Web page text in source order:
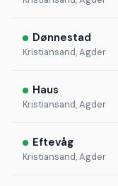
Dønnestad
Kristiansand, Agder
Haus
Kristiansand, Agder
Eftevåg
Kristiansand, Agder